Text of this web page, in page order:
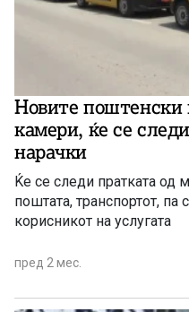
Новите поштенски
камери, ќе се
нарачки
Ќе се следи пратката од
поштата, транспортот, па
корисникот на услугата
пред 2 мес.